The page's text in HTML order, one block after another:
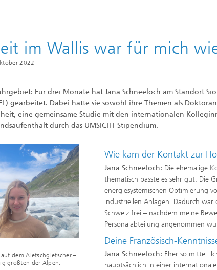
im Wallis war für mich
2022
Für drei Monate hat Jana Schneeloch am Standort
gearbeitet. Dabei hatte sie sowohl ihre Themen als
eine gemeinsame Studie mit den internationalen
durch das UMSICHT-Stipendium.
auf dem Aletschgletscher –
größten der Alpen.
Wie kam der Kontakt zur
Jana Schneeloch: Die ehemalige
thematisch passte es sehr gut: Die
energiesystemischen Optimierung
industriellen Anlagen. Dadurch war
Schweiz frei – nachdem meine
Personalabteilung angenommen
Deine Französisch-
Jana Schneeloch: Eher so mittel.
hauptsächlich in einer